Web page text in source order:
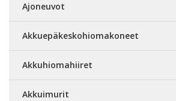
Ajoneuvot
Akkuepäkeskohiomakoneet
Akkuhiomahiiret
Akkuimurit